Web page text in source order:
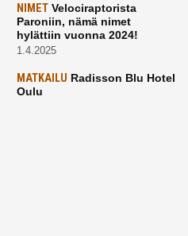
NIMETVelociraptorista
Paroniin, nämä nimet
hylättiin vuonna 2024!
1.4.2025
MATKAILU Radisson Blu Hotel
Oulu